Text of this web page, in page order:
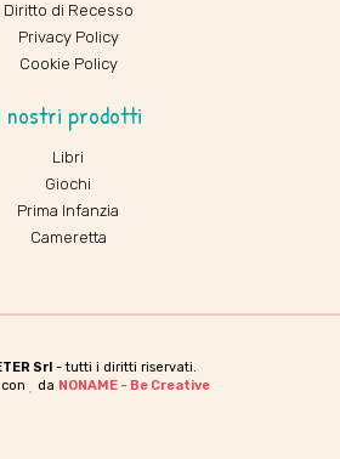
Diritto di Recesso
Privacy Policy
Cookie Policy
nostri prodotti
Libri
Giochi
Prima Infanzia
Cameretta
Srl - tutti i diritti riservati.
da NONAME - Be Creative